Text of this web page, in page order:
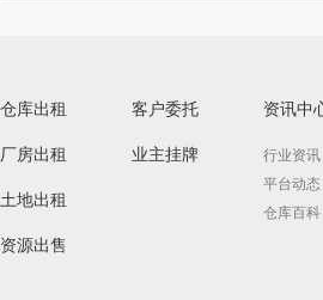
仓库出租
厂房出租
土地出租
资源出售
客户委托
业主挂牌
资讯中
行业资讯
平台动态
仓库百科